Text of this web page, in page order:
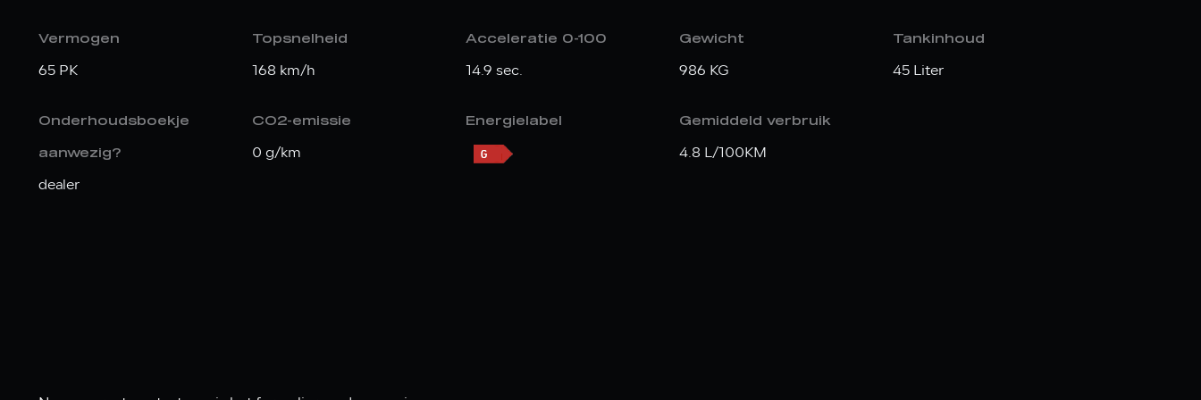
Vermogen
65 PK
Topsnelheid
168 km/h
Acceleratie 0-100
14.9 sec.
Gewicht
986 KG
Tankinhoud
45 Liter
Onderhoudsboekje
aanwezig?
dealer
CO2-emissie
0 g/km
Energielabel Gemiddeld verbruik
4.8 L/100KM